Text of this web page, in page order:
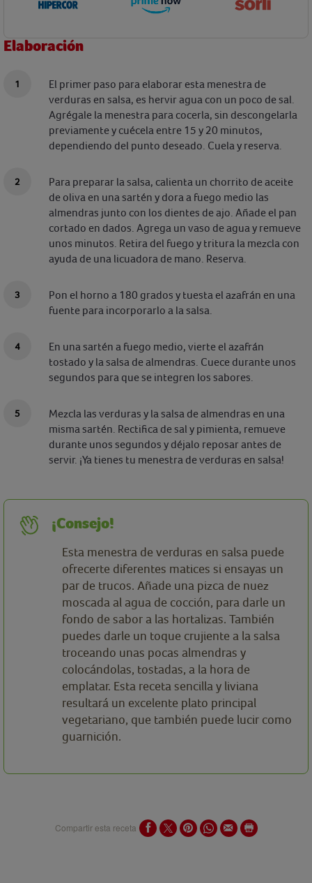
Elaboración
El primer paso para elaborar esta menestra de
verduras en salsa, es hervir agua con un poco de sal.
Agrégale la menestra para cocerla, sin descongelarla
previamente y cuécela entre 15 y 20 minutos,
dependiendo del punto deseado. Cuela y reserva.
Para preparar la salsa, calienta un chorrito de aceite
de oliva en una sartén y dora a fuego medio las
almendras junto con los dientes de ajo. Añade el pan
cortado en dados. Agrega un vaso de agua y remueve
unos minutos. Retira del fuego y tritura la mezcla con
ayuda de una licuadora de mano. Reserva.
Pon el horno a 180 grados y tuesta el azafrán en una
fuente para incorporarlo a la salsa.
En una sartén a fuego medio, vierte el azafrán
tostado y la salsa de almendras. Cuece durante unos
segundos para que se integren los sabores.
Mezcla las verduras y la salsa de almendras en una
misma sartén. Rectifica de sal y pimienta, remueve
durante unos segundos y déjalo reposar antes de
servir. ¡Ya tienes tu menestra de verduras en salsa!
¡Consejo!
Esta menestra de verduras en salsa puede
ofrecerte diferentes matices si ensayas un
par de trucos. Añade una pizca de nuez
moscada al agua de cocción, para darle un
fondo de sabor a las hortalizas. También
puedes darle un toque crujiente a la salsa
troceando unas pocas almendras y
colocándolas, tostadas, a la hora de
emplatar. Esta receta sencilla y liviana
resultará un excelente plato principal
vegetariano, que también puede lucir como
guarnición.
Compartir esta receta